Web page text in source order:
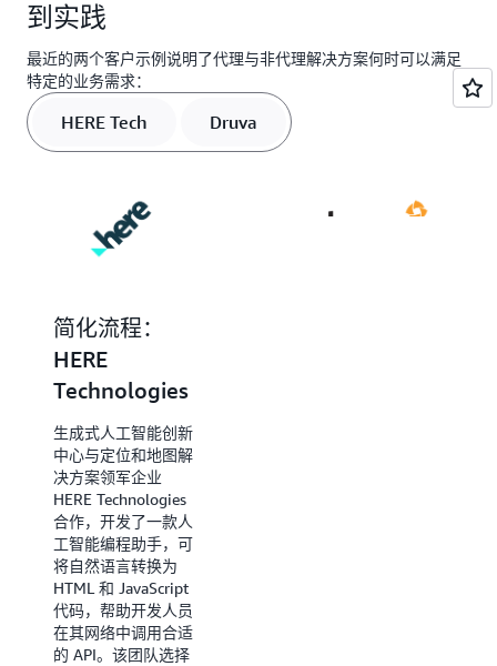
到实践
最近的两个客户示例说明了代理与非代理解决方案何时可以满足
特定的业务需求：
HERE Tech Druva
简化流程：
HERE
Technologies
生成式人工智能创新
中心与定位和地图解
决方案领军企业
HERE Technologies
合作，开发了一款人
工智能编程助手，可
将自然语言转换为
HTML 和 JavaScript
代码，帮助开发人员
在其网络中调用合适
的 API。该团队选择